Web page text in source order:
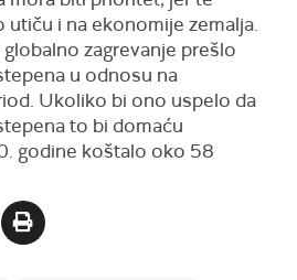
utiču i na ekonomije zemalja.
zagrevanje prešlo
u odnosu na
Ukoliko bi ono uspelo da
to bi domaću
godine koštalo oko 58